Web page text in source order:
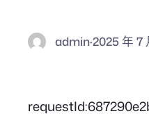
admin·2025 年 7